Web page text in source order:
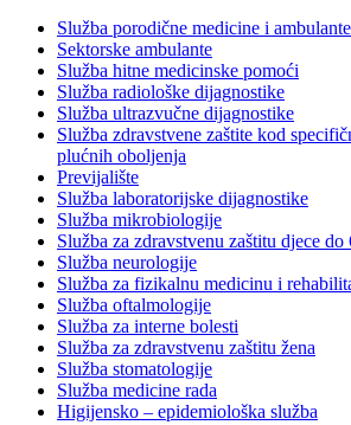
Služba porodične medicine i ambulante
Sektorske ambulante
Služba hitne medicinske pomoći
Služba radiološke dijagnostike
Služba ultrazvučne dijagnostike
Služba zdravstvene zaštite kod
plućnih oboljenja
Previjalište
Služba laboratorijske dijagnostike
Služba mikrobiologije
Služba za zdravstvenu zaštitu djece
Služba neurologije
Služba za fizikalnu medicinu i
Služba oftalmologije
Služba za interne bolesti
Služba za zdravstvenu zaštitu žena
Služba stomatologije
Služba medicine rada
Higijensko – epidemiološka služba